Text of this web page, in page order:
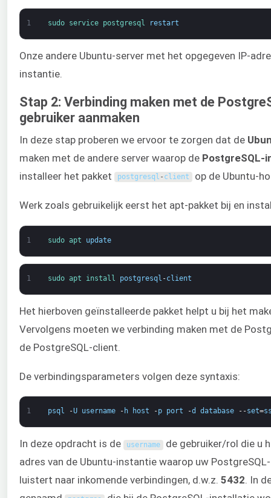
1 sudo service postgresql restart
Onze andere Ubuntu-server met het opgegeven IP-
instantie.
Stap 2: Verbinding maken met de
gebruiker aanmaken
In deze stap proberen we ervoor te zorgen dat de
maken met de andere server waarop de PostgreSQL-
installeer het pakket
postgresql - client op de Ubuntu-
Werk zoals gebruikelijk eerst het apt-pakket bij en
1 sudo apt update
1 sudo apt install postgresql -client
Het hierboven geïnstalleerde pakket helpt u bij het
Vervolgens moeten we verbinding maken met de
de PostgreSQL-client.
De verbindingsparameters volgen deze syntaxis:
1 psql -U username - h host -p port -d database --set=
In deze opdracht is de username de gebruiker/rol die u
adres van de Ubuntu-instantie waarop uw
luistert naar inkomende verbindingen, d.w.z. 5432. In